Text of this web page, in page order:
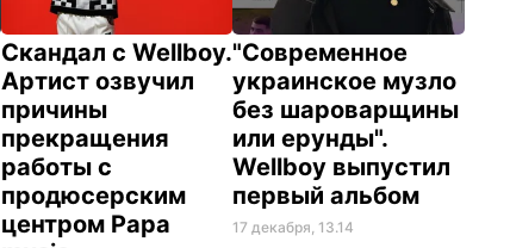
Скандал с Wellboy.
Артист озвучил
причины
прекращения
работы с
продюсерским
центром Papa
"Современное
украинское музло
без шароварщины
или ерунды".
Wellboy выпустил
первый альбом
17 декабря, 13.14